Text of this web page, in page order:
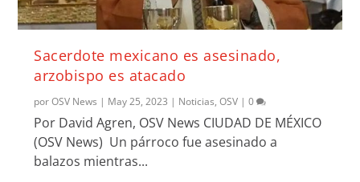
Sacerdote mexicano es asesinado,
arzobispo es atacado
porOSV News | May 25, 2023 | Noticias,OSV |0
Por David Agren, OSV News CIUDAD DE MÉXICO
(OSV News) Un párroco fue asesinado a
balazos mientras...